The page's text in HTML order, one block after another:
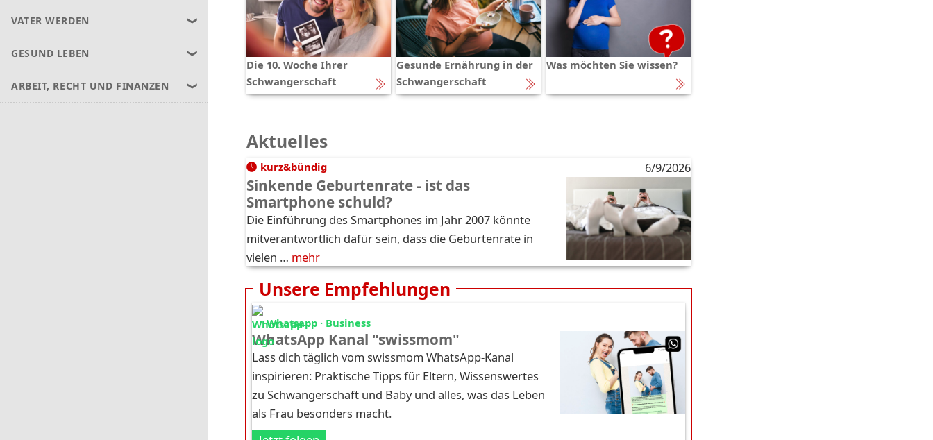
VATER WERDEN
GESUND LEBEN
ARBEIT, RECHT UND FINANZEN
Die 10. Woche Ihrer
Schwangerschaft
Gesunde Ernährung in der
Schwangerschaft
Was möchten Sie wissen?
Aktuelles
kurz&bündig 6/9/2026
Sinkende Geburtenrate - ist das
Smartphone schuld?
Die Einführung des Smartphones im Jahr 2007 könnte
mitverantwortlich dafür sein, dass die Geburtenrate in
vielen … mehr
Unsere Empfehlungen
Whatsapp · Business
WhatsApp Kanal "swissmom"
Lass dich täglich vom swissmom WhatsApp-Kanal
inspirieren: Praktische Tipps für Eltern, Wissenswertes
zu Schwangerschaft und Baby und alles, was das Leben
als Frau besonders macht.